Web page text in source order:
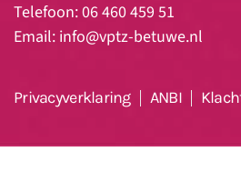
Telefoon: 06 460 459 51
Email: info@vptz-betuwe.nl
Privacyverklaring ANBI